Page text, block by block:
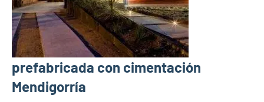
prefabricada con cimentación
Mendigorría